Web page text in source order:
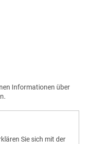
Informationen über
Sie sich mit der